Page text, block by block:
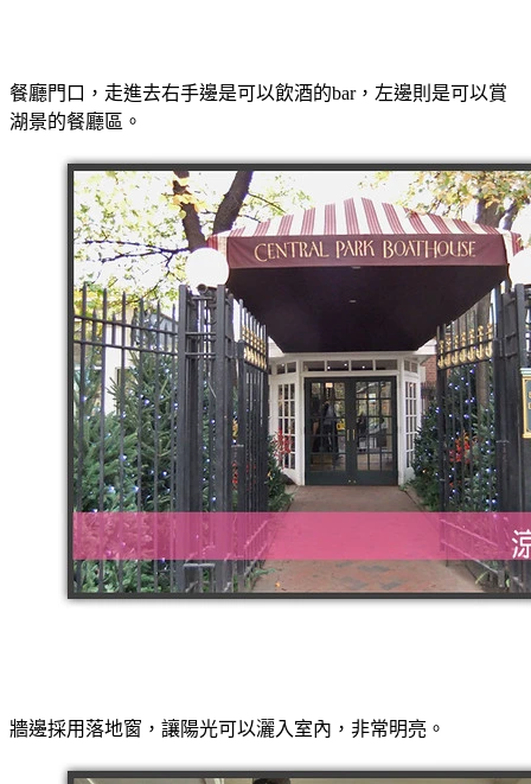
餐廳門口，走進去右手邊是可以飲酒的bar，左邊則是可以賞
湖景的餐廳區。
牆邊採用落地窗，讓陽光可以灑入室內，非常明亮。